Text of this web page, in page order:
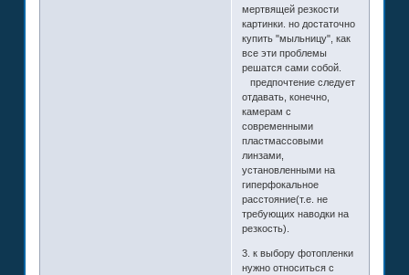
мертвящей резкости
картинки. но достаточно
купить "мыльницу", как
все эти проблемы
решатся сами собой.
предпочтение следует
отдавать, конечно,
камерам с
современными
пластмассовыми
линзами,
установленными на
гиперфокальное
расстояние(т.е. не
требующих наводки на
резкость).
3. к выбору фотопленки
нужно относиться с